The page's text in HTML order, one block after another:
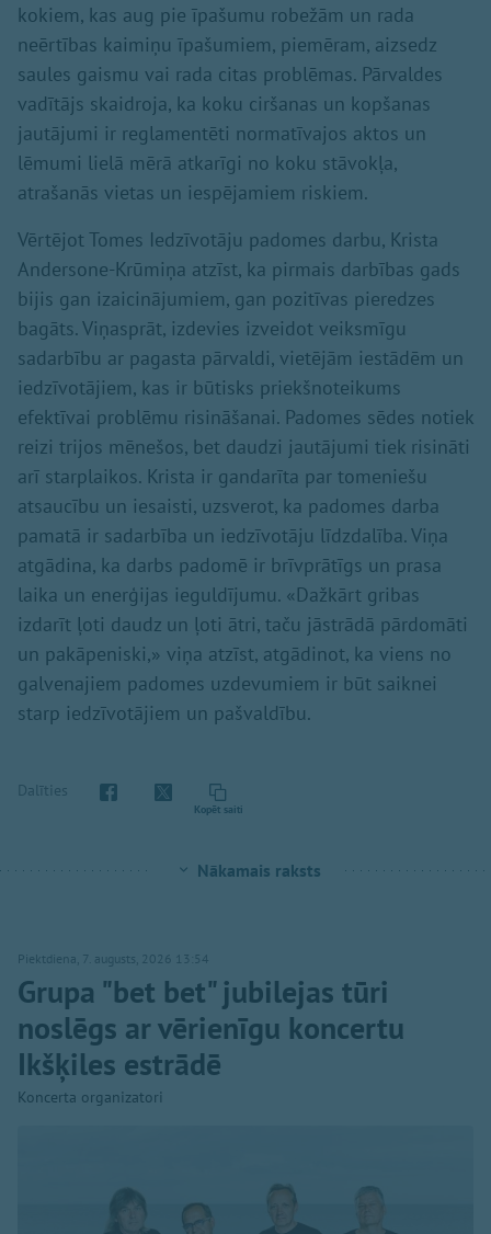
kokiem, kas aug pie īpašumu robežām un rada
neērtības kaimiņu īpašumiem, piemēram, aizsedz
saules gaismu vai rada citas problēmas. Pārvaldes
vadītājs skaidroja, ka koku ciršanas un kopšanas
jautājumi ir reglamentēti normatīvajos aktos un
lēmumi lielā mērā atkarīgi no koku stāvokļa,
atrašanās vietas un iespējamiem riskiem.
Vērtējot Tomes Iedzīvotāju padomes darbu, Krista
Andersone-Krūmiņa atzīst, ka pirmais darbības gads
bijis gan izaicinājumiem, gan pozitīvas pieredzes
bagāts. Viņasprāt, izdevies izveidot veiksmīgu
sadarbību ar pagasta pārvaldi, vietējām iestādēm un
iedzīvotājiem, kas ir būtisks priekšnoteikums
efektīvai problēmu risināšanai. Padomes sēdes notiek
reizi trijos mēnešos, bet daudzi jautājumi tiek risināti
arī starplaikos. Krista ir gandarīta par tomeniešu
atsaucību un iesaisti, uzsverot, ka padomes darba
pamatā ir sadarbība un iedzīvotāju līdzdalība. Viņa
atgādina, ka darbs padomē ir brīvprātīgs un prasa
laika un enerģijas ieguldījumu. «Dažkārt gribas
izdarīt ļoti daudz un ļoti ātri, taču jāstrādā pārdomāti
un pakāpeniski,» viņa atzīst, atgādinot, ka viens no
galvenajiem padomes uzdevumiem ir būt saiknei
starp iedzīvotājiem un pašvaldību.
Dalīties
Kopēt saiti
Nākamais raksts
Piektdiena, 7. augusts, 2026 13:54
Grupa "bet bet" jubilejas tūri
noslēgs ar vērienīgu koncertu
Ikšķiles estrādē
Koncerta organizatori